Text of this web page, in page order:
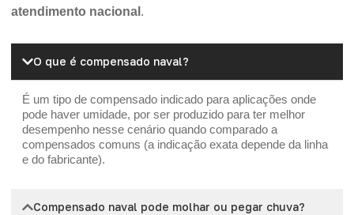
atendimento nacional .
O que é compensado naval?
É um tipo de compensado indicado para aplicações onde
pode haver umidade, por ser produzido para ter melhor
desempenho nesse cenário quando comparado a
compensados comuns (a indicação exata depende da linha
e do fabricante).
Compensado naval pode molhar ou pegar chuva?